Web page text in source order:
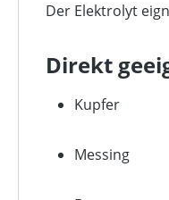
Der Elektrolyt
Direkt
Kupfer
Messing